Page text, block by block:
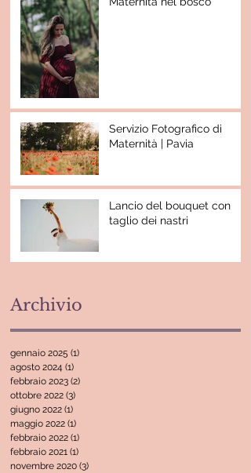
Servizio Fotografico di
Maternità | Pavia
Lancio del bouquet con
taglio dei nastri
Archivio
gennaio 2025 (1)
agosto 2024 (1)
febbraio 2023 (2)
ottobre 2022 (3)
giugno 2022 (1)
maggio 2022 (1)
febbraio 2022 (1)
febbraio 2021 (1)
novembre 2020 (3)